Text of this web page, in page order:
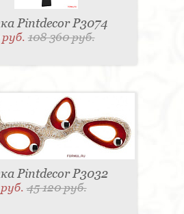
Pintdecor P3074
руб.108 360 руб.
Pintdecor P3032
руб.45 120 руб.